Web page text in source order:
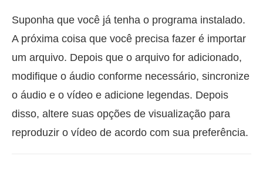
Suponha que você já tenha o programa instalado.
A próxima coisa que você precisa fazer é importar
um arquivo. Depois que o arquivo for adicionado,
modifique o áudio conforme necessário, sincronize
o áudio e o vídeo e adicione legendas. Depois
disso, altere suas opções de visualização para
reproduzir o vídeo de acordo com sua preferência.